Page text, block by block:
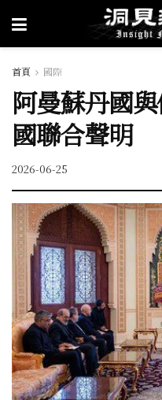
首頁 國際
阿曼蘇丹國
國聯合聲明
2026-06-25